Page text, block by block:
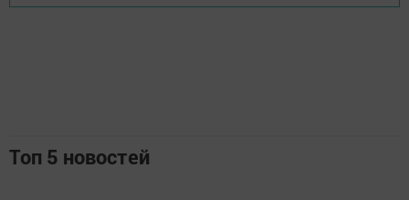
Топ 5 новостей